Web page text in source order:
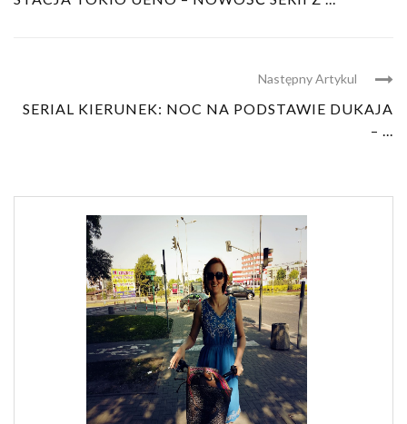
Następny Artykul
SERIAL KIERUNEK: NOC NA PODSTAWIE DUKAJA
– ...